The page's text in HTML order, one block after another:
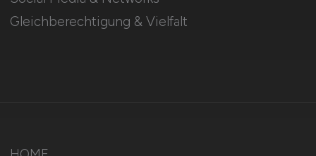
Gleichberechtigung & Vielfalt